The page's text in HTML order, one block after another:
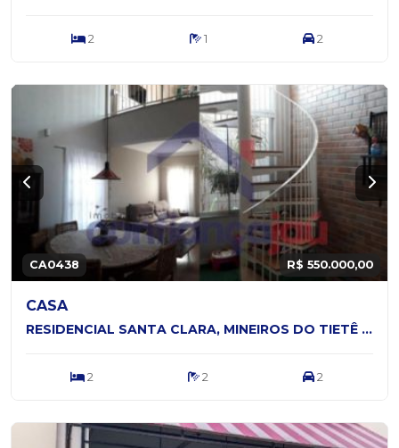
2 1 2
CA0438 R$ 550.000,00
CASA
RESIDENCIAL SANTA CLARA, MINEIROS DO TIETÊ - SP
2 2 2